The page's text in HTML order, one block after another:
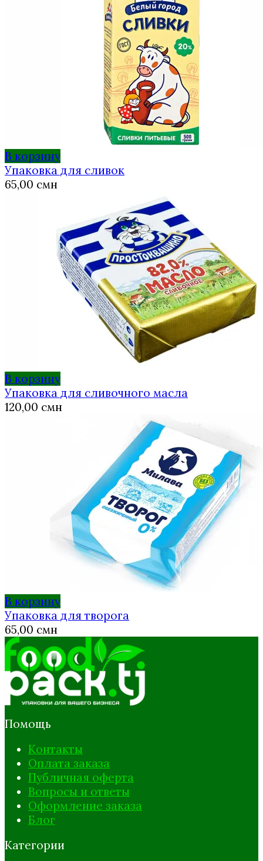
В корзину
Упаковка для сливок
65,00 смн
В корзину
Упаковка для сливочного масла
120,00 смн
В корзину
Упаковка для творога
65,00 смн
Помощь
Контакты
Оплата заказа
Публичная оферта
Вопросы и ответы
Оформление заказа
Блог
Категории